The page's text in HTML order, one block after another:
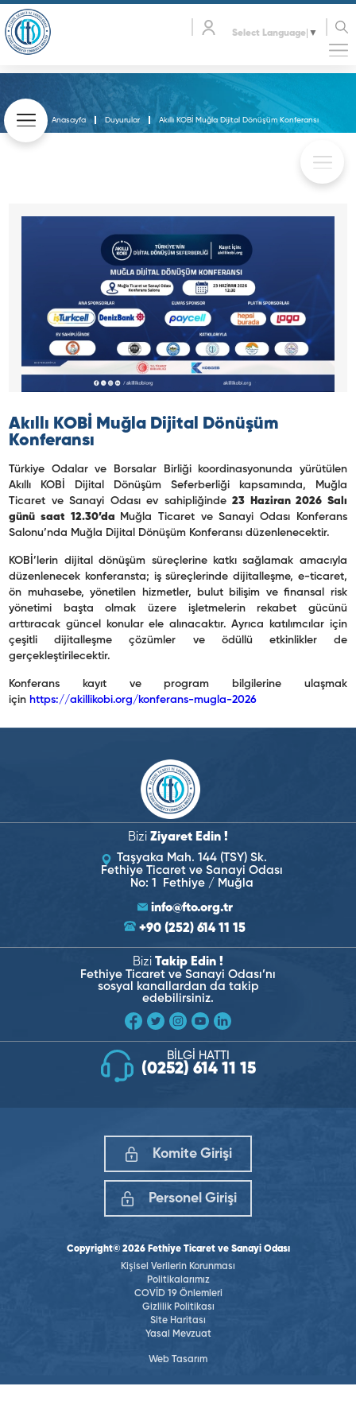
Select Language ▼
Anasayfa Duyurular Akıllı KOBİ Muğla Dijital Dönüşüm Konferansı
Akıllı KOBİ Muğla Dijital Dönüşüm
Konferansı
Türkiye Odalar ve Borsalar Birliği koordinasyonunda yürütülen
Akıllı KOBİ Dijital Dönüşüm Seferberliği kapsamında, Muğla
Ticaret ve Sanayi Odası ev sahipliğinde23 Haziran 2026 Salı
günü saat 12.30’da
Muğla Ticaret ve Sanayi Odası Konferans
Salonu’nda Muğla Dijital Dönüşüm Konferansı düzenlenecektir.
KOBİ’lerin dijital dönüşüm süreçlerine katkı sağlamak amacıyla
düzenlenecek konferansta; iş süreçlerinde dijitalleşme, e-ticaret,
ön muhasebe, yönetilen hizmetler, bulut bilişim ve finansal risk
yönetimi başta olmak üzere işletmelerin rekabet gücünü
arttıracak güncel konular ele alınacaktır. Ayrıca katılımcılar için
çeşitli dijitalleşme çözümler ve ödüllü etkinlikler de
gerçekleştirilecektir.
Konferans kayıt ve program bilgilerine ulaşmak
için https://akillikobi.org/konferans-mugla-2026
Bizi Ziyaret Edin !
Taşyaka Mah. 144 (TSY) Sk.
Fethiye Ticaret ve Sanayi Odası
No: 1 Fethiye / Muğla
info@fto.org.tr
+90 (252) 614 11 15
Bizi Takip Edin !
Fethiye Ticaret ve Sanayi Odası’nı
sosyal kanallardan da takip
edebilirsiniz.
BİLGİ HATTI
(0252) 614 11 15
Komite Girişi
Personel Girişi
Copyright© 2026 Fethiye Ticaret ve Sanayi Odası
Kişisel Verilerin Korunması
Politikalarımız
COVİD 19 Önlemleri
Gizlilik Politikası
Site Haritası
Yasal Mevzuat
Web Tasarım